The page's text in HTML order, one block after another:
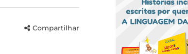
Compartilhar